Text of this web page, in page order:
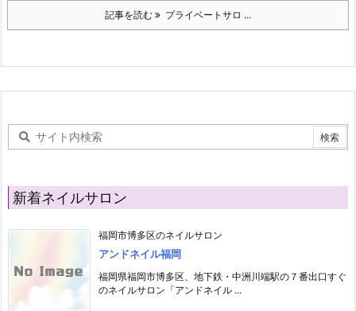
記事を読む プライベートサロ ...
新着ネイルサロン
福岡市博多区のネイルサロン
アンドネイル福岡
福岡県福岡市博多区、地下鉄・中洲川端駅の７番出口すぐ
のネイルサロン「アンドネイル ...